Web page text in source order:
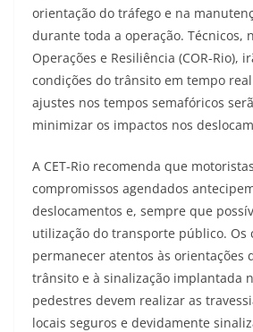
orientação do tráfego e na
durante toda a operação. Técnicos,
Operações e Resiliência (COR-Rio),
condições do trânsito em tempo
ajustes nos tempos semafóricos
minimizar os impactos nos
A CET-Rio recomenda que
compromissos agendados
deslocamentos e, sempre que
utilização do transporte público. Os
permanecer atentos às orientações
trânsito e à sinalização implantada
pedestres devem realizar as
locais seguros e devidamente